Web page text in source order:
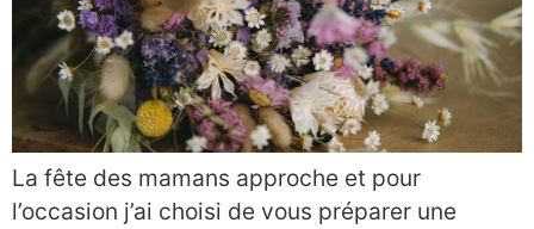
La fête des mamans approche et pour
l’occasion j’ai choisi de vous préparer une